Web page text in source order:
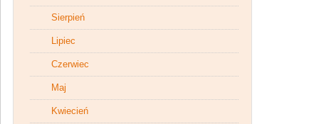
Sierpień
Lipiec
Czerwiec
Maj
Kwiecień